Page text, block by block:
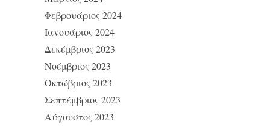
Φεβρουάριος 2024
Ιανουάριος 2024
Δεκέμβριος 2023
Νοέμβριος 2023
Οκτώβριος 2023
Σεπτέμβριος 2023
Αύγουστος 2023